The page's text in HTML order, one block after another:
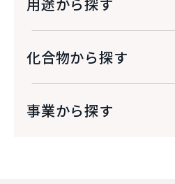
化合物から探す
事業から探す